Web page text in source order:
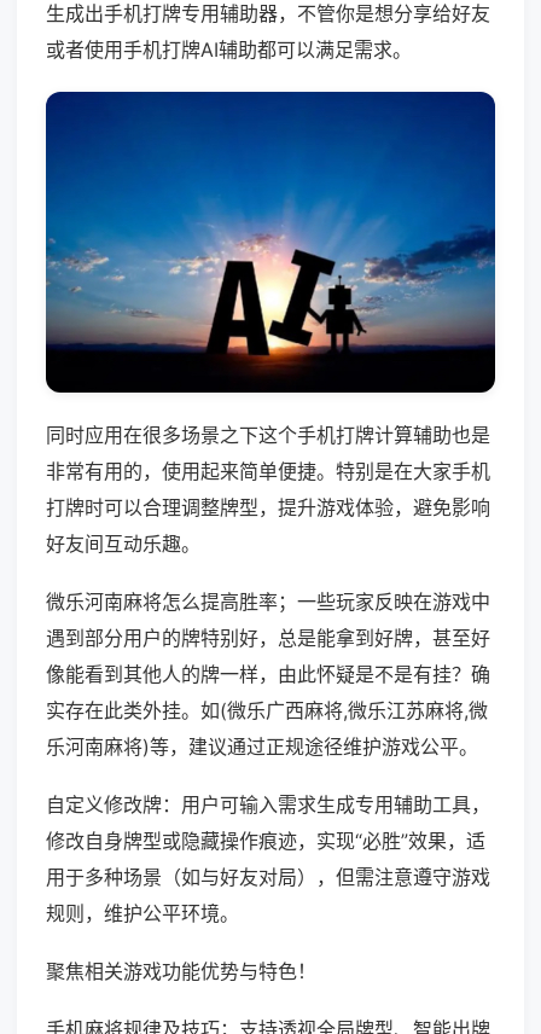
生成出手机打牌专用辅助器，不管你是想分享给好友
或者使用手机打牌AI辅助都可以满足需求。
同时应用在很多场景之下这个手机打牌计算辅助也是
非常有用的，使用起来简单便捷。特别是在大家手机
打牌时可以合理调整牌型，提升游戏体验，避免影响
好友间互动乐趣。
微乐河南麻将怎么提高胜率；一些玩家反映在游戏中
遇到部分用户的牌特别好，总是能拿到好牌，甚至好
像能看到其他人的牌一样，由此怀疑是不是有挂？确
实存在此类外挂。如(微乐广西麻将,微乐江苏麻将,微
乐河南麻将)等，建议通过正规途径维护游戏公平。
自定义修改牌：用户可输入需求生成专用辅助工具，
修改自身牌型或隐藏操作痕迹，实现“必胜”效果，适
用于多种场景（如与好友对局），但需注意遵守游戏
规则，维护公平环境。
聚焦相关游戏功能优势与特色！